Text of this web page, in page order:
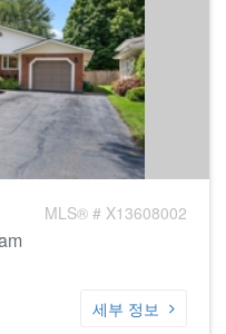
MLS® # X13608002
세부 정보